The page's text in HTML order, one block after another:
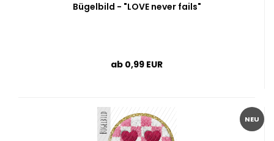
Bügelbild - "LOVE never fails"
ab 0,99 EUR
NEU